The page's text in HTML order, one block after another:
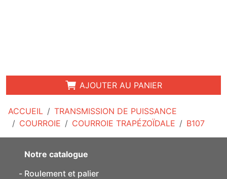
ACCUEIL
TRANSMISSION DE PUISSANCE
COURROIE
COURROIE TRAPÉZOÏDALE B107
AJOUTER AU PANIER
Notre catalogue
Roulement et palier